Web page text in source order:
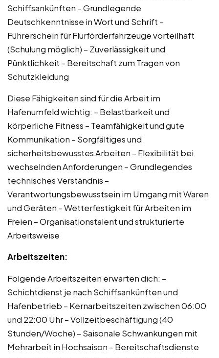
Schiffsankünften – Grundlegende
Deutschkenntnisse in Wort und Schrift –
Führerschein für Flurförderfahrzeuge vorteilhaft
(Schulung möglich) – Zuverlässigkeit und
Pünktlichkeit – Bereitschaft zum Tragen von
Schutzkleidung
Diese Fähigkeiten sind für die Arbeit im
Hafenumfeld wichtig: – Belastbarkeit und
körperliche Fitness – Teamfähigkeit und gute
Kommunikation – Sorgfältiges und
sicherheitsbewusstes Arbeiten – Flexibilität bei
wechselnden Anforderungen – Grundlegendes
technisches Verständnis –
Verantwortungsbewusstsein im Umgang mit Waren
und Geräten – Wetterfestigkeit für Arbeiten im
Freien – Organisationstalent und strukturierte
Arbeitsweise
Arbeitszeiten:
Folgende Arbeitszeiten erwarten dich: –
Schichtdienst je nach Schiffsankünften und
Hafenbetrieb – Kernarbeitszeiten zwischen 06:00
und 22:00 Uhr – Vollzeitbeschäftigung (40
Stunden/Woche) – Saisonale Schwankungen mit
Mehrarbeit in Hochsaison – Bereitschaftsdienste